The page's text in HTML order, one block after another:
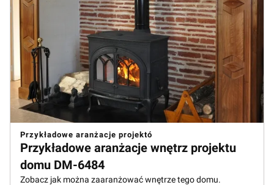
Przykładowe aranżacje projektó
Przykładowe aranżacje wnętrz projektu
domu DM-6484
Zobacz jak można zaaranżować wnętrze tego domu.